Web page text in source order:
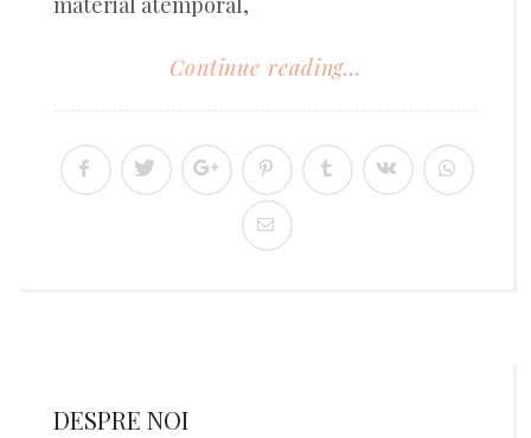
Continue reading...
DESPRE NOI